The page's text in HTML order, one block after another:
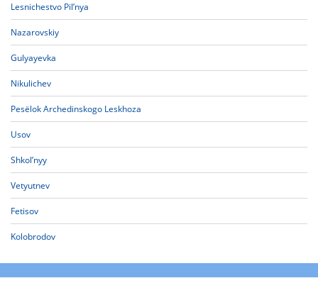
Lesnichestvo Pil’nya
Nazarovskiy
Gulyayevka
Nikulichev
Pesëlok Archedinskogo Leskhoza
Usov
Shkol’nyy
Vetyutnev
Fetisov
Kolobrodov